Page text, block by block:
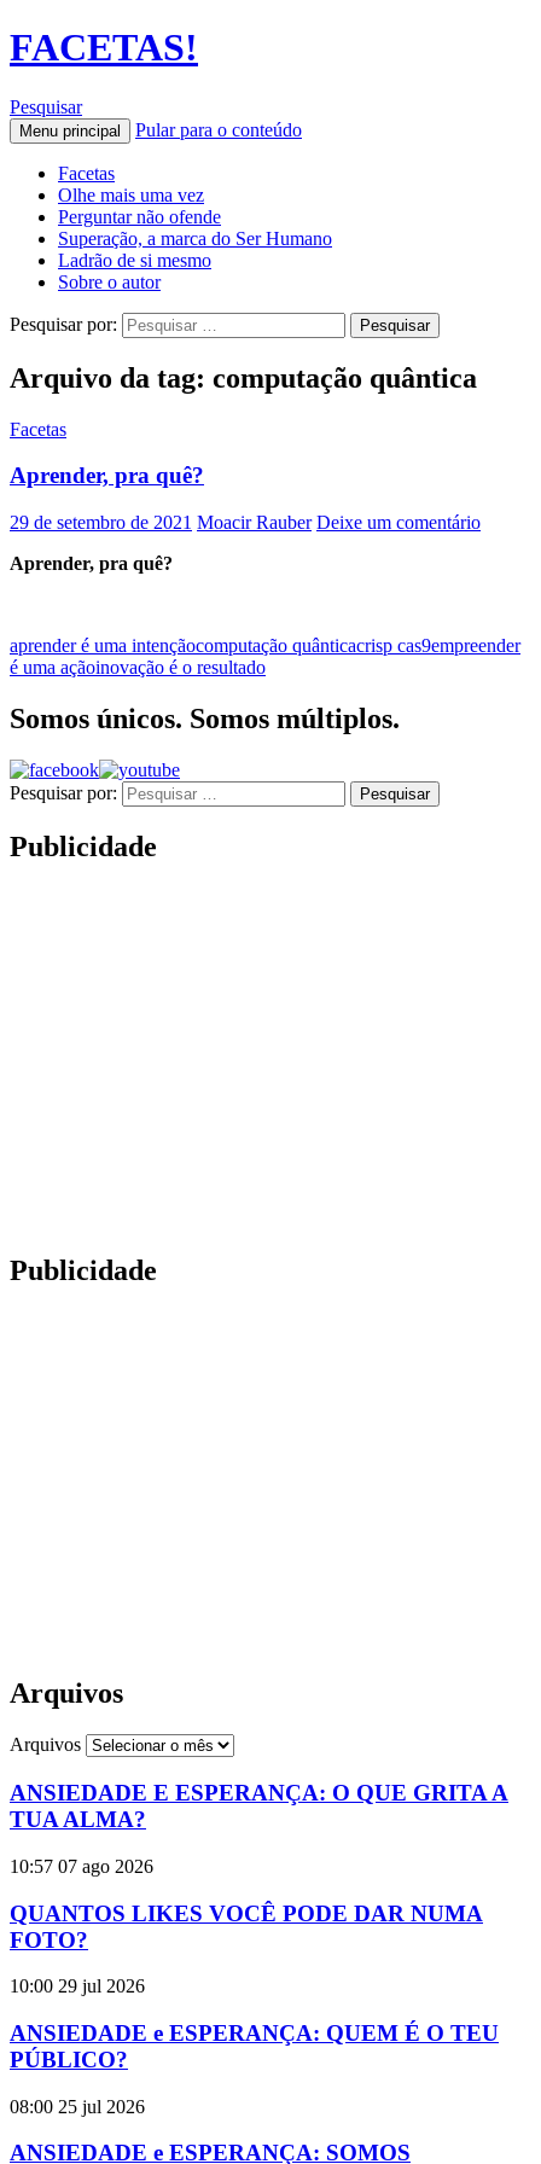
FACETAS!
Pesquisar
Menu principal Pular para o conteúdo
Facetas
Olhe mais uma vez
Perguntar não ofende
Superação, a marca do Ser Humano
Ladrão de si mesmo
Sobre o autor
Pesquisar por:
Arquivo da tag: computação quântica
Facetas
Aprender, pra quê?
29 de setembro de 2021 Moacir Rauber Deixe um comentário
Aprender, pra quê?
aprender é uma intençãocomputação quânticacrisp cas9empreender
é uma açãoinovação é o resultado
Somos únicos. Somos múltiplos.
Pesquisar por:
Publicidade
Publicidade
Arquivos
Arquivos
ANSIEDADE E ESPERANÇA: O QUE GRITA A
TUA ALMA?
10:57 07 ago 2026
QUANTOS LIKES VOCÊ PODE DAR NUMA
FOTO?
10:00 29 jul 2026
ANSIEDADE e ESPERANÇA: QUEM É O TEU
PÚBLICO?
08:00 25 jul 2026
ANSIEDADE e ESPERANÇA: SOMOS